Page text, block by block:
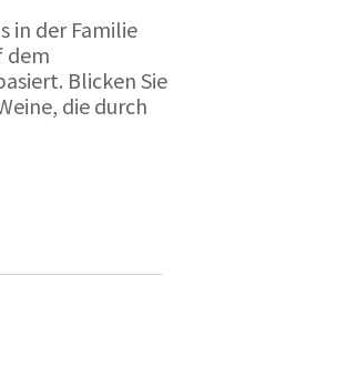
in der Familie
dem
Blicken Sie
die durch